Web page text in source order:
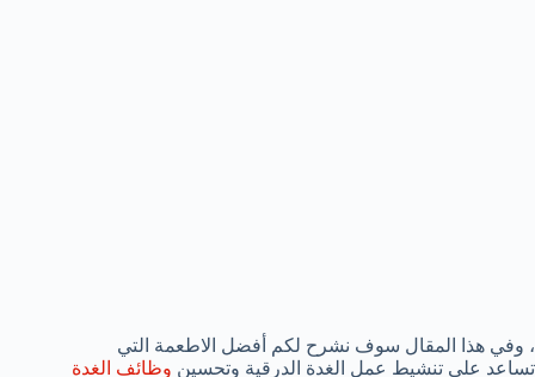
، وفي هذا المقال سوف نشرح لكم أفضل الاطعمة التي
تساعد علي تنشيط عمل الغدة الدرقية وتحسين وظائف الغدة